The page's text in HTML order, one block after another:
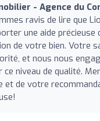
- Agence du
ravis de lire que
une aide précieuse
de votre bien. Votre
et nous nous
ce niveau de qualité.
et de votre